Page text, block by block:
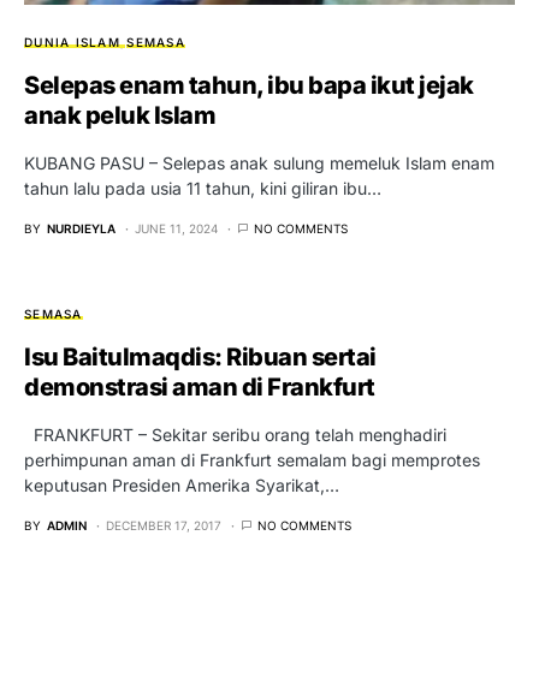
DUNIA ISLAM SEMASA
Selepas enam tahun, ibu bapa ikut jejak
anak peluk Islam
KUBANG PASU – Selepas anak sulung memeluk Islam enam
tahun lalu pada usia 11 tahun, kini giliran ibu…
BY NURDIEYLA JUNE 11, 2024 NO COMMENTS
SEMASA
Isu Baitulmaqdis: Ribuan sertai
demonstrasi aman di Frankfurt
FRANKFURT – Sekitar seribu orang telah menghadiri
perhimpunan aman di Frankfurt semalam bagi memprotes
keputusan Presiden Amerika Syarikat,…
BY ADMIN DECEMBER 17, 2017 NO COMMENTS